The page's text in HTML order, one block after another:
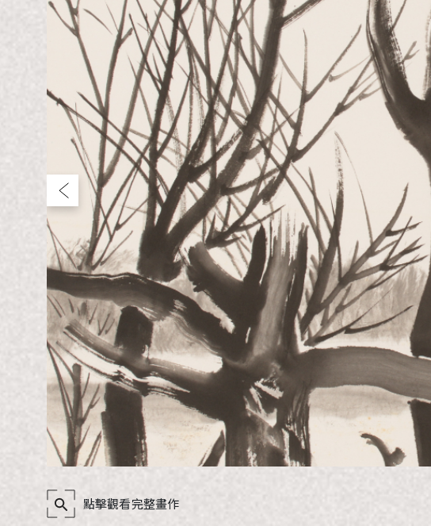
點擊觀看完整畫作